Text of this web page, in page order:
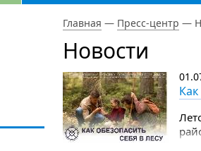
Главная — Пресс-центр —
Новости